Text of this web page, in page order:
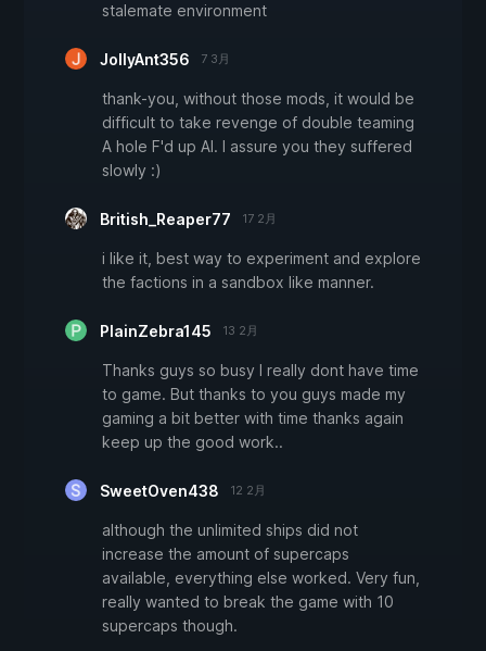
stalemate environment
JollyAnt356 7 3月
thank-you, without those mods, it would be
difficult to take revenge of double teaming
A hole F'd up AI. I assure you they suffered
slowly :)
British_Reaper77 17 2月
i like it, best way to experiment and explore
the factions in a sandbox like manner.
PlainZebra145 13 2月
Thanks guys so busy I really dont have time
to game. But thanks to you guys made my
gaming a bit better with time thanks again
keep up the good work..
SweetOven438 12 2月
although the unlimited ships did not
increase the amount of supercaps
available, everything else worked. Very fun,
really wanted to break the game with 10
supercaps though.